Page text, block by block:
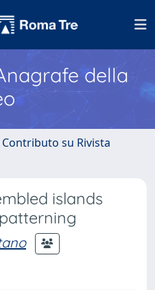
della
Contributo su Rivista
islands